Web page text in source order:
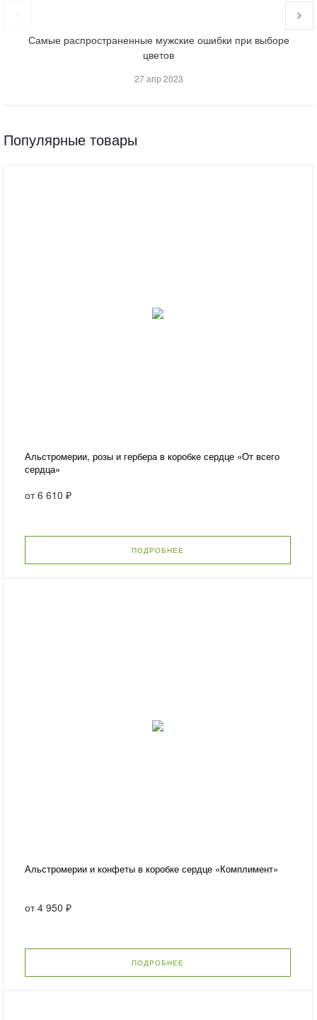
Самые распространенные мужские ошибки при выборе
цветов
27 апр 2023
Популярные товары
Альстромерии, розы и гербера в коробке сердце «От всего
сердца»
от6 610 ₽
ПОДРОБНЕЕ
Альстромерии и конфеты в коробке сердце «Комплимент»
от4 950 ₽
ПОДРОБНЕЕ